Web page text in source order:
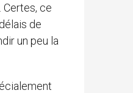
Certes, ce
de
un peu la